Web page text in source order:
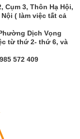
Cụm 3, Thôn Hạ Hội,
( làm việc tất cả
Dịch Vọng
từ thứ 2- thứ 6, và
572 409